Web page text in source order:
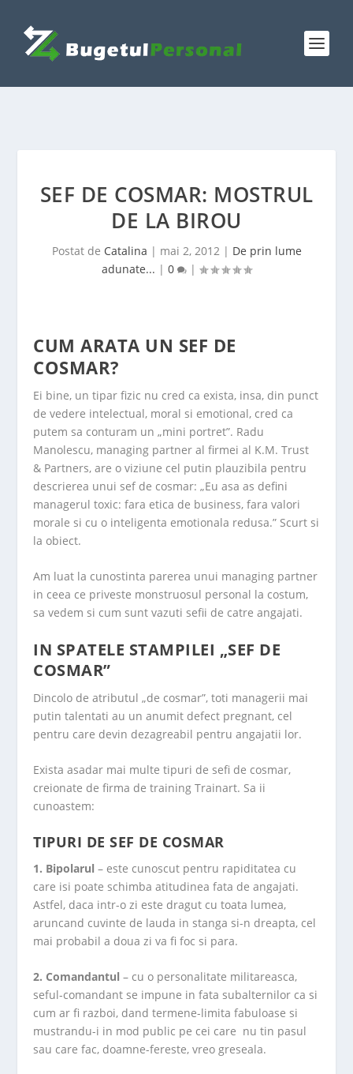
SEF DE COSMAR: MOSTRUL
DE LA BIROU
Postat de Catalina | mai 2, 2012| De prin lume
adunate... | 0 |
CUM ARATA UN SEF DE
COSMAR?
Ei bine, un tipar fizic nu cred ca exista, insa, din punct
de vedere intelectual, moral si emotional, cred ca
putem sa conturam un „mini portret”. Radu
Manolescu, managing partner al firmei al K.M. Trust
& Partners, are o viziune cel putin plauzibila pentru
descrierea unui sef de cosmar: „Eu asa as defini
managerul toxic: fara etica de business, fara valori
morale si cu o inteligenta emotionala redusa.” Scurt si
la obiect.
Am luat la cunostinta parerea unui managing partner
in ceea ce priveste monstruosul personal la costum,
sa vedem si cum sunt vazuti sefii de catre angajati.
IN SPATELE STAMPILEI „SEF DE
COSMAR”
Dincolo de atributul „de cosmar”, toti managerii mai
putin talentati au un anumit defect pregnant, cel
pentru care devin dezagreabil pentru angajatii lor.
Exista asadar mai multe tipuri de sefi de cosmar,
creionate de firma de training Trainart. Sa ii
cunoastem:
TIPURI DE SEF DE COSMAR
1. Bipolarul – este cunoscut pentru rapiditatea cu
care isi poate schimba atitudinea fata de angajati.
Astfel, daca intr-o zi este dragut cu toata lumea,
aruncand cuvinte de lauda in stanga si-n dreapta, cel
mai probabil a doua zi va fi foc si para.
2. Comandantul – cu o personalitate militareasca,
seful-comandant se impune in fata subalternilor ca si
cum ar fi razboi, dand termene-limita fabuloase si
mustrandu-i in mod public pe cei care nu tin pasul
sau care fac, doamne-fereste, vreo greseala.